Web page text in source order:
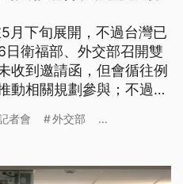
月下旬展開，不過台灣已
衛福部、外交部召開雙
收到邀請函，但會循往例
動相關規劃參與；不過中
將退出的世衛組織，今
者會 外交部 ...